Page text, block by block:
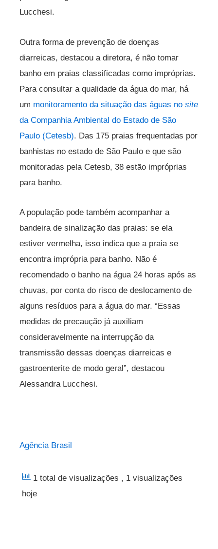
Lucchesi.
Outra forma de prevenção de doenças
diarreicas, destacou a diretora, é não tomar
banho em praias classificadas como impróprias.
Para consultar a qualidade da água do mar, há
um monitoramento da situação das águas no site
da Companhia Ambiental do Estado de São
Paulo (Cetesb). Das 175 praias frequentadas por
banhistas no estado de São Paulo e que são
monitoradas pela Cetesb, 38 estão impróprias
para banho.
A população pode também acompanhar a
bandeira de sinalização das praias: se ela
estiver vermelha, isso indica que a praia se
encontra imprópria para banho. Não é
recomendado o banho na água 24 horas após as
chuvas, por conta do risco de deslocamento de
alguns resíduos para a água do mar. “Essas
medidas de precaução já auxiliam
consideravelmente na interrupção da
transmissão dessas doenças diarreicas e
gastroenterite de modo geral”, destacou
Alessandra Lucchesi.
Agência Brasil
1 total de visualizações , 1 visualizações
hoje